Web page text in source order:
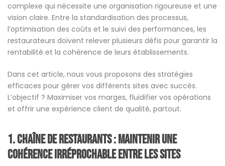
complexe qui nécessite une organisation rigoureuse et une
vision claire. Entre la standardisation des processus,
l’optimisation des coûts et le suivi des performances, les
restaurateurs doivent relever plusieurs défis pour garantir la
rentabilité et la cohérence de leurs établissements.
Dans cet article, nous vous proposons des stratégies
efficaces pour gérer vos différents sites avec succès.
L’objectif ? Maximiser vos marges, fluidifier vos opérations
et offrir une expérience client de qualité, partout.
1. chaîne de restaurants:Maintenir une
cohérence irréprochable entre les sites